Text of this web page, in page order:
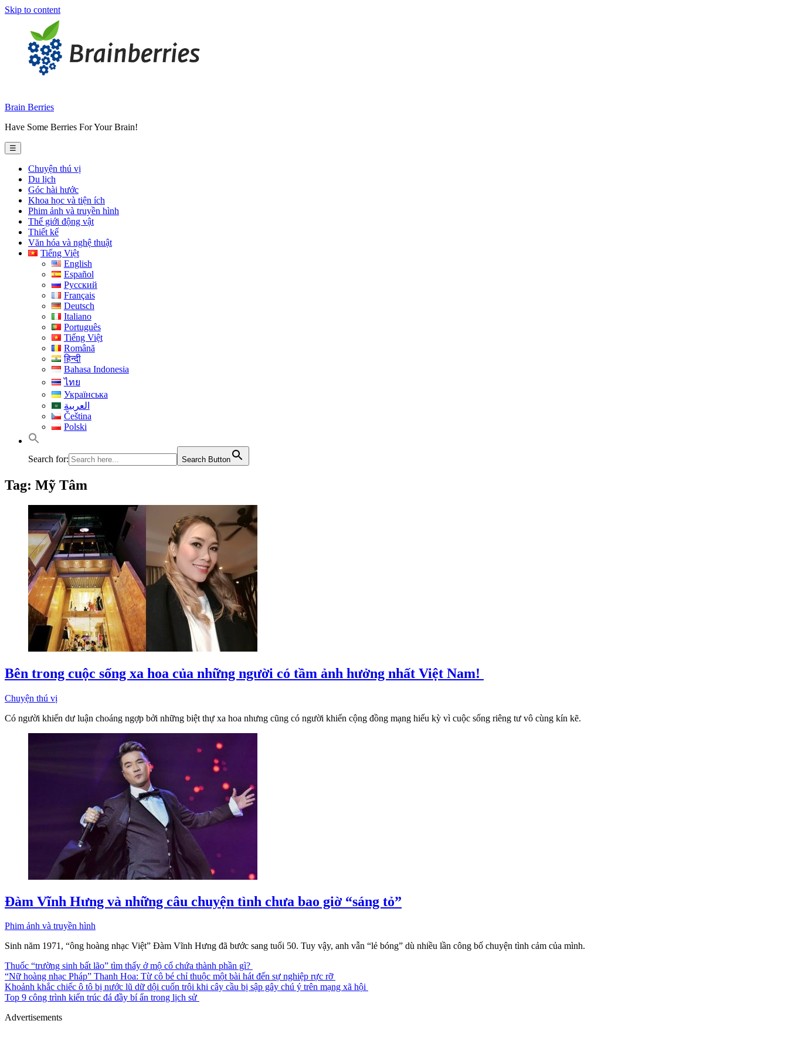
Skip to content
Brain Berries
Have Some Berries For Your Brain!
☰
Chuyện thú vị
Du lịch
Góc hài hước
Khoa học và tiện ích
Phim ảnh và truyền hình
Thế giới động vật
Thiết kế
Văn hóa và nghệ thuật
Tiếng Việt
English
Español
Русский
Français
Deutsch
Italiano
Português
Tiếng Việt
Română
हिन्दी
Bahasa Indonesia
ไทย
Українська
العربية
Čeština
Polski
Search for: Search Button
Tag: Mỹ Tâm
Bên trong cuộc sống xa hoa của những người có tầm ảnh hưởng nhất Việt Nam!
Chuyện thú vị
Có người khiến dư luận choáng ngợp bởi những biệt thự xa hoa nhưng cũng có người khiến cộng đồng mạng hiếu kỳ vì cuộc sống riêng tư vô cùng kín kẽ.
Đàm Vĩnh Hưng và những câu chuyện tình chưa bao giờ “sáng tỏ”
Phim ảnh và truyền hình
Sinh năm 1971, “ông hoàng nhạc Việt” Đàm Vĩnh Hưng đã bước sang tuổi 50. Tuy vậy, anh vẫn “lẻ bóng” dù nhiều lần công bố chuyện tình cảm của mình.
Thuốc “trường sinh bất lão” tìm thấy ở mộ cổ chứa thành phần gì?
“Nữ hoàng nhạc Pháp” Thanh Hoa: Từ cô bé chỉ thuộc một bài hát đến sự nghiệp rực rỡ
Khoảnh khắc chiếc ô tô bị nước lũ dữ dội cuốn trôi khi cây cầu bị sập gây chú ý trên mạng xã hội
Top 9 công trình kiến trúc đá đầy bí ẩn trong lịch sử
Advertisements